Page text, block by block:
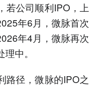
若公司顺利IPO，上
年6月，微脉首次
年4月，微脉再次
中。
路径，微脉的IPO之